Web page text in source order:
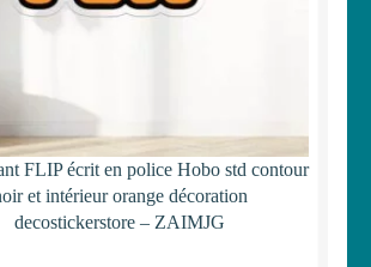
FLIP écrit en police Hobo std contour
et intérieur orange décoration
decostickerstore – ZAIMJG